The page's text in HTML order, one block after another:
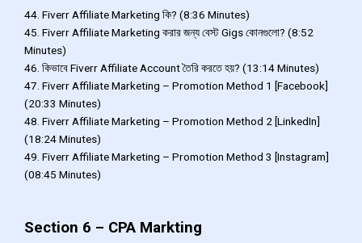
44. Fiverr Affiliate Marketing কি? (8:36 Minutes)
45. Fiverr Affiliate Marketing করার জন্য বেস্ট Gigs কোনগুলো? (8:52
Minutes)
46. কিভাবে Fiverr Affiliate Account তৈরি করতে হয়? (13:14 Minutes)
47. Fiverr Affiliate Marketing – Promotion Method 1 [Facebook]
(20:33 Minutes)
48. Fiverr Affiliate Marketing – Promotion Method 2 [LinkedIn]
(18:24 Minutes)
49. Fiverr Affiliate Marketing – Promotion Method 3 [Instagram]
(08:45 Minutes)
Section 6 – CPA Markting